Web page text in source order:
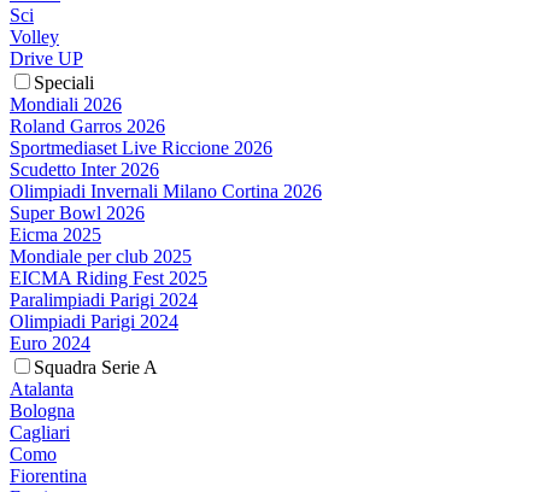
Sci
Volley
Drive UP
Speciali
Mondiali 2026
Roland Garros 2026
Sportmediaset Live Riccione 2026
Scudetto Inter 2026
Olimpiadi Invernali Milano Cortina 2026
Super Bowl 2026
Eicma 2025
Mondiale per club 2025
EICMA Riding Fest 2025
Paralimpiadi Parigi 2024
Olimpiadi Parigi 2024
Euro 2024
Squadra Serie A
Atalanta
Bologna
Cagliari
Como
Fiorentina